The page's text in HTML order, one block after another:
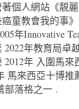
個人網站《靚麗
童教會我的事
年Innovative
年教育局卓
年 入圍馬來
馬來西亞十博推
部落格之一 .